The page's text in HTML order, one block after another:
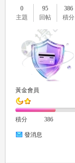
0
主題
95
回帖
386
積分
黃金會員
積分 386
發消息